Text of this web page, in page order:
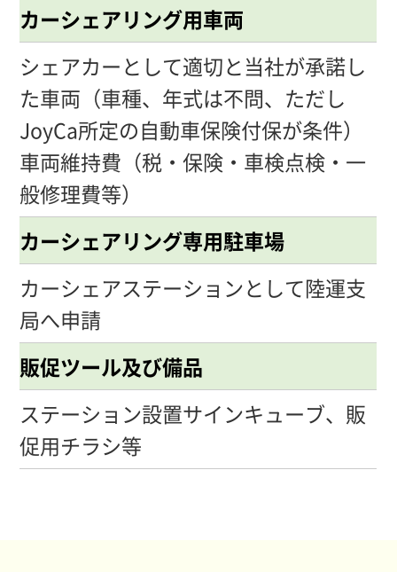
カーシェアリング用車両
シェアカーとして適切と当社が承諾し
た車両（車種、年式は不問、ただし
JoyCa所定の自動車保険付保が条件）
車両維持費（税・保険・車検点検・一
般修理費等）
カーシェアリング専用駐車場
カーシェアステーションとして陸運支
局へ申請
販促ツール及び備品
ステーション設置サインキューブ、販
促用チラシ等